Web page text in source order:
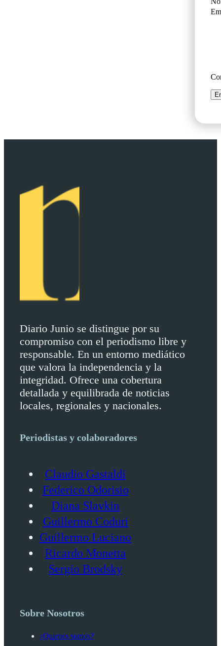
Diario Junio se distingue por su
compromiso con el periodismo libre y
responsable. En un entorno mediático
que valora la independencia y la
integridad. Ofrece una cobertura
detallada y equilibrada de noticias
locales, regionales y nacionales.
Periodistas y colaboradores
Claudio Gastaldi
Federico Odorisio
Diana Slavkin
Guillermo Coduri
Guillermo Luciano
Ricardo Monetta
Sergio Brodsky
Sobre Nosotros
¿Quienes somos?